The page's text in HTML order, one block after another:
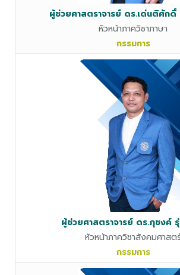
ผู้ช่วยศาสตราจารย์ ดร.เด่นติศัก
หัวหน้าภาควิชาภาษา
กรรมการ
ผู้ช่วยศาสตราจารย์ ดร.ภุชงค์
หัวหน้าภาควิชาสังคมศาสต
กรรมการ